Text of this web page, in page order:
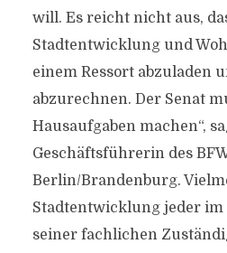
will. Es reicht nicht aus,
Stadtentwicklung und
einem Ressort abzuladen
abzurechnen. Der Senat
Hausaufgaben machen“,
Geschäftsführerin des
Berlin/Brandenburg.
Stadtentwicklung jeder im
seiner fachlichen